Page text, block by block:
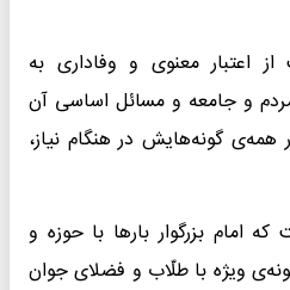
اعتبار معنوی و وفاداری به
و جامعه و مسائل اساسی آن
گونه‌هایش در هنگام نیاز،
بزرگوار بارها با حوزه و
ویژه با طلّاب و فضلای جوان